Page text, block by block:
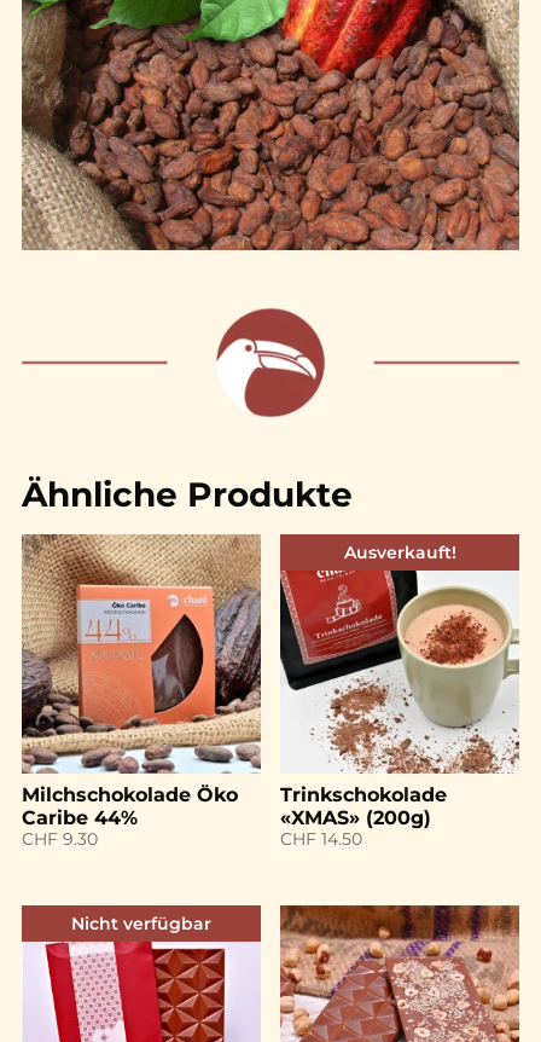
Ähnliche Produkte
Milchschokolade Öko
Caribe 44%
CHF9.30
Trinkschokolade
«XMAS» (200g)
CHF 14.50
Ausverkauft!
Nicht verfügbar